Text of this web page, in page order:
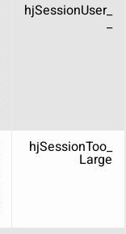
_hjSessionUser
_
_hjSessionToo
Large